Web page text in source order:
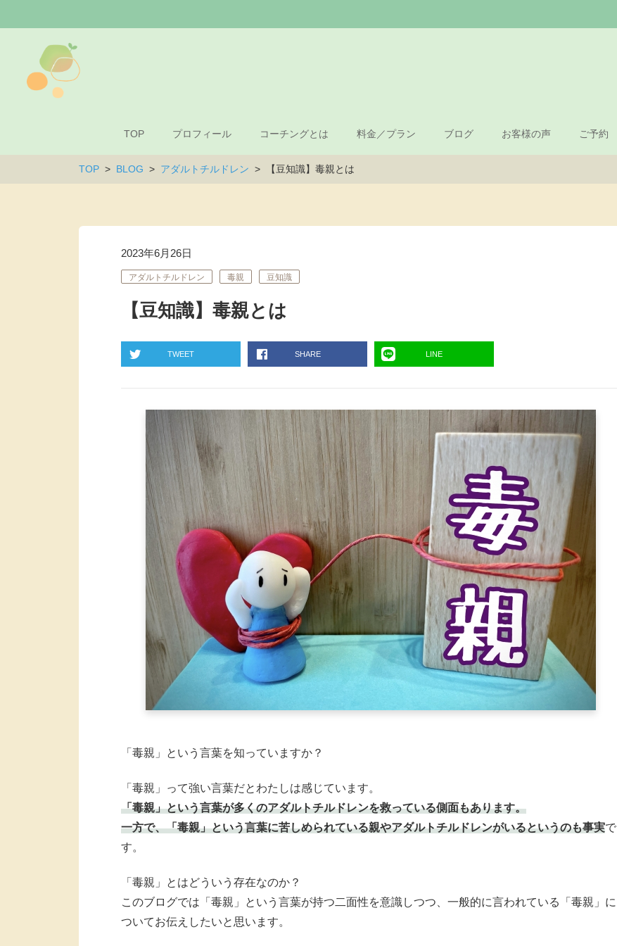
TOP プロフィール コーチングとは 料金／プラン ブログ お客様の声 ご予約
TOP BLOG アダルトチルドレン 【豆知識】毒親とは
2023年6月26日
アダルトチルドレン 毒親 豆知識
【豆知識】毒親とは
TWEET SHARE LINE
「毒親」という言葉を知っていますか？
「毒親」って強い言葉だとわたしは感じています。
「毒親」という言葉が多くのアダルトチルドレンを救っている側面もあります。
一方で、「毒親」という言葉に苦しめられている親やアダルトチルドレンがいるというのも事実で
す。
「毒親」とはどういう存在なのか？
このブログでは「毒親」という言葉が持つ二面性を意識しつつ、一般的に言われている「毒親」に
ついてお伝えしたいと思います。